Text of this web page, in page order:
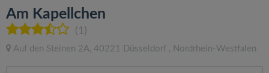
Am Kapellchen
(1)
Auf den Steinen 2A, 40221 Düsseldorf , Nordrhein-Westfalen
l
e